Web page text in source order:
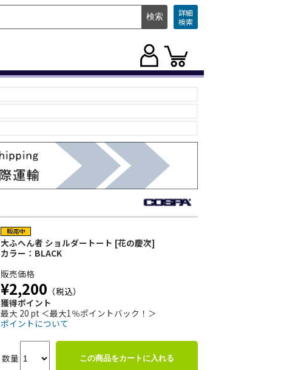
詳細
検索
大ふへん者 ショルダートート [花の慶次]
カラー：BLACK
販売価格
¥2,200 （税込）
獲得ポイント
最大 20 pt ＜最大1％ポイントバック！＞
ポイントについて
数量 この商品をカートに入れる